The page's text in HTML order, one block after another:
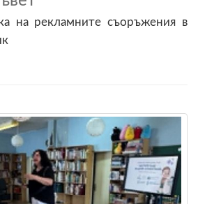
на рекламните съоръжения в